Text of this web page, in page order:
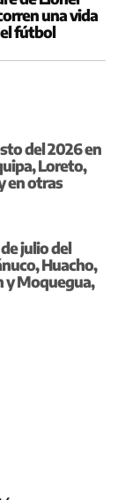
una vida
fútbol
del 2026 en
Loreto,
en otras
julio del
Huacho,
y Moquegua,